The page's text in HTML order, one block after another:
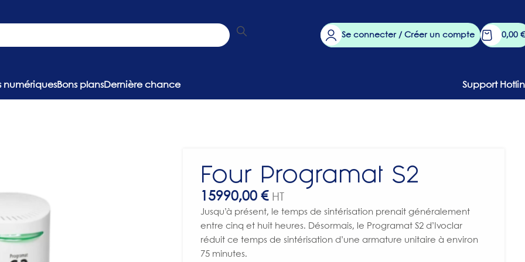
Se connecter / Créer un compte
0,00 €
numériquesBons plansDernière chance Support
Four Programat S2
15990,00 € HT
Jusqu’à présent, le temps de sintérisation prenait généralement
entre cinq et huit heures. Désormais, le Programat S2 d’Ivoclar
réduit ce temps de sintérisation d’une armature unitaire à environ
75 minutes.